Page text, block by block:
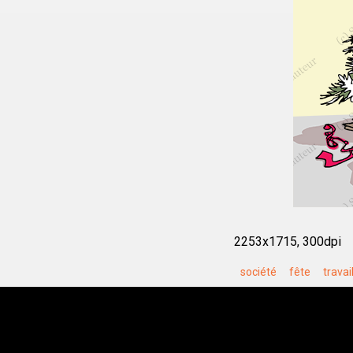
2253x1715, 300dpi
société fête travail